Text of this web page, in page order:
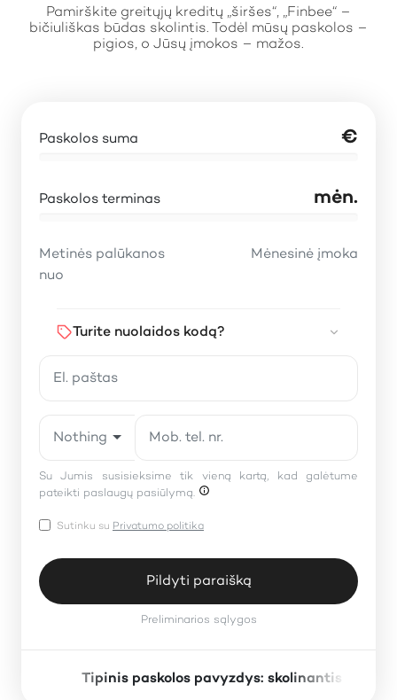
Paskolos suma €
Paskolos terminas mėn.
Metinės palūkanos
nuo
Mėnesinė įmoka
Turite nuolaidos kodą?
Nothing selected
Su Jumis susisieksime tik vieną kartą, kad galėtume
pateikti paslaugų pasiūlymą.
Sutinku su Privatumo politika
Pildyti paraišką
Preliminarios sąlygos
Tipinis paskolos pavyzdys: skolinantis 1000
Pamirškite greitųjų kreditų „širšes“, „Finbee“ –
bičiuliškas būdas skolintis. Todėl mūsų paskolos –
pigios, o Jūsų įmokos – mažos.